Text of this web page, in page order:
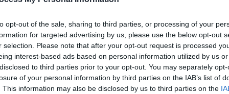
opt-out of the sale, sharing to third parties, or processing of your
for targeted advertising by us, please use the below opt-out
selection. Please note that after your opt-out request is processed
interest-based ads based on personal information utilized by us
to third parties prior to your opt-out. You may separately
of your personal information by third parties on the IAB’s list of
This information may also be disclosed by us to third parties on the